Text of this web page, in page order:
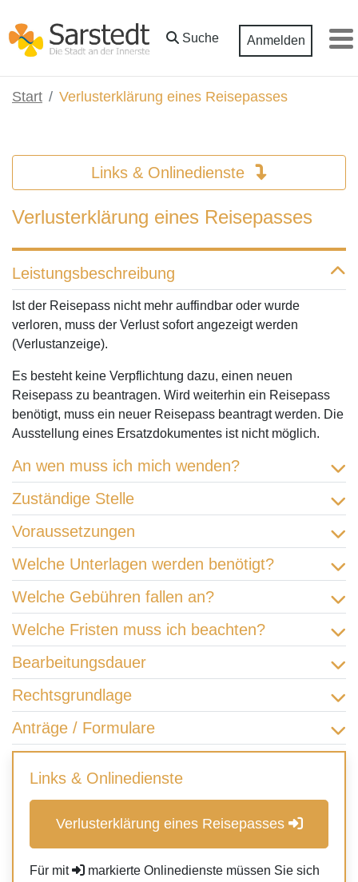
Suche Anmelden
Start Verlusterklärung eines Reisepasses
Links & Onlinedienste
Verlusterklärung eines Reisepasses
Leistungsbeschreibung
Ist der Reisepass nicht mehr auffindbar oder wurde
verloren, muss der Verlust sofort angezeigt werden
(Verlustanzeige).
Es besteht keine Verpflichtung dazu, einen neuen
Reisepass zu beantragen. Wird weiterhin ein Reisepass
benötigt, muss ein neuer Reisepass beantragt werden. Die
Ausstellung eines Ersatzdokumentes ist nicht möglich.
An wen muss ich mich wenden?
Zuständige Stelle
Voraussetzungen
Welche Unterlagen werden benötigt?
Welche Gebühren fallen an?
Welche Fristen muss ich beachten?
Bearbeitungsdauer
Rechtsgrundlage
Anträge / Formulare
Links & Onlinedienste
Verlusterklärung eines Reisepasses
Für mit
markierte Onlinedienste müssen Sie sich